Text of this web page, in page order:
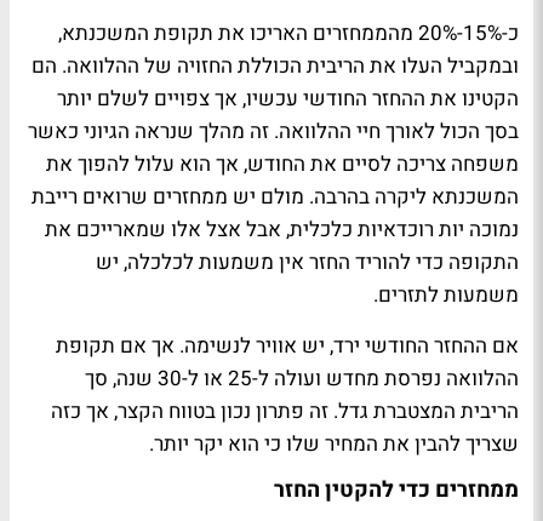
כ-15%-20% מהממחזרים האריכו את תקופת המשכנתא,
ובמקביל העלו את הריבית הכוללת החזויה של ההלוואה. הם
הקטינו את ההחזר החודשי עכשיו, אך צפויים לשלם יותר
בסך הכול לאורך חיי ההלוואה. זה מהלך שנראה הגיוני כאשר
משפחה צריכה לסיים את החודש, אך הוא עלול להפוך את
המשכנתא ליקרה בהרבה. מולם יש ממחזרים שרואים רייבת
נמוכה יות רוכדאיות כלכלית, אבל אצל אלו שמארייכם את
התקופה כדי להוריד החזר אין משמעות לכלכלה, יש
משמעות לתזרים.
אם ההחזר החודשי ירד, יש אוויר לנשימה. אך אם תקופת
ההלוואה נפרסת מחדש ועולה ל-25 או ל-30 שנה, סך
הריבית המצטברת גדל. זה פתרון נכון בטווח הקצר, אך כזה
שצריך להבין את המחיר שלו כי הוא יקר יותר.
ממחזרים כדי להקטין החזר